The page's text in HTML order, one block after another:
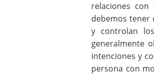
relaciones
debemos tener
y controlan
generalmente
intenciones y
persona con